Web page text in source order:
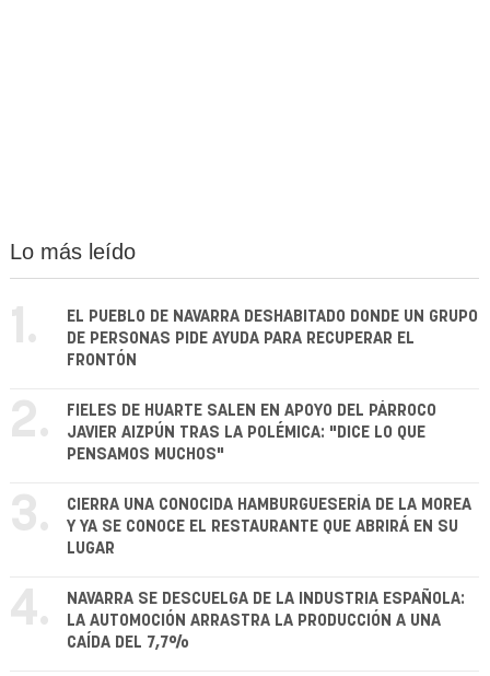
Lo más leído
1.
EL PUEBLO DE NAVARRA DESHABITADO DONDE UN GRUPO
DE PERSONAS PIDE AYUDA PARA RECUPERAR EL
FRONTÓN
2.
FIELES DE HUARTE SALEN EN APOYO DEL PÁRROCO
JAVIER AIZPÚN TRAS LA POLÉMICA: "DICE LO QUE
PENSAMOS MUCHOS"
3.
CIERRA UNA CONOCIDA HAMBURGUESERÍA DE LA MOREA
Y YA SE CONOCE EL RESTAURANTE QUE ABRIRÁ EN SU
LUGAR
4.
NAVARRA SE DESCUELGA DE LA INDUSTRIA ESPAÑOLA:
LA AUTOMOCIÓN ARRASTRA LA PRODUCCIÓN A UNA
CAÍDA DEL 7,7%